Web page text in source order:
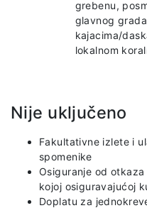
grebenu,
glavnog
kajacima/
lokalnom
Nije uključeno
Fakultativne izlete i
spomenike
Osiguranje od
kojoj osiguravajućoj
Doplatu za